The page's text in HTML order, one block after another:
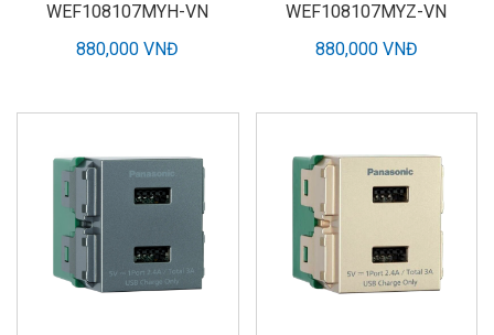
WEF108107MYH-VN
880,000 VNĐ
WEF108107MYZ-VN
880,000 VNĐ